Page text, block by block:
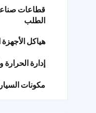
قطاعات
الطلب
هياكل الأجهزة
إدارة الحرارة
مكونات